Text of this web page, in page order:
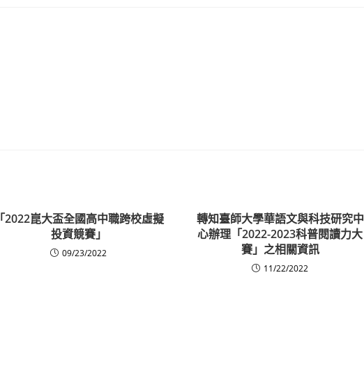
「2022崑大盃全國高中職跨校虛擬
投資競賽」
09/23/2022
轉知臺師大學華語文與科技研究中
心辦理「2022-2023科普閱讀力大
賽」之相關資訊
11/22/2022